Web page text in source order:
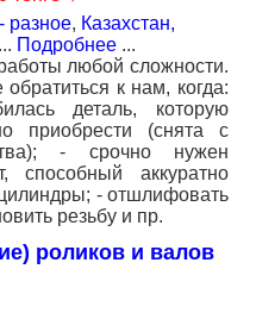
разное, Казахстан,
... Подробнее ...
любой сложности.
к нам, когда:
деталь, которую
приобрести (снята с
- срочно нужен
способный аккуратно
- отшлифовать
резьбу и пр.
роликов и валов